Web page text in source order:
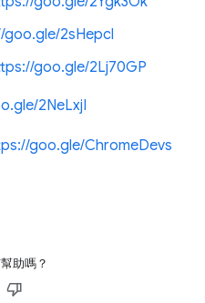
2sHepcl
goo.gle/2Lj70GP
2NeLxjI
goo.gle/ChromeDevs
助嗎？